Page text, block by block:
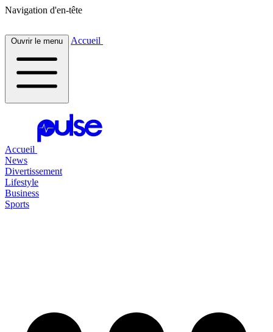
Navigation d'en-tête
Ouvrir le menu Accueil
Accueil
News
Divertissement
Lifestyle
Business
Sports